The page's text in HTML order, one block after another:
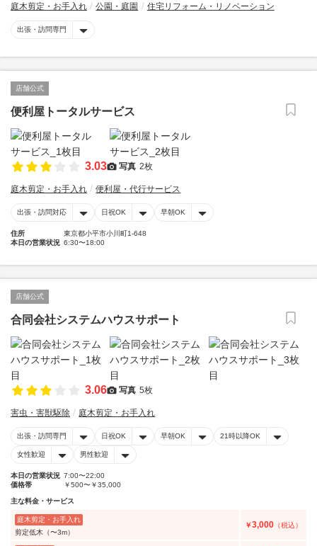
庭木剪定・お手入れ 公園・庭園 住宅リフォーム・リノベーション
出張・訪問専門
店舗公式
便利屋トータルサービス
3.03 写真 2枚
庭木剪定・お手入れ 便利屋・代行サービス
出張・訪問対応 日祝OK 早朝OK
住所
東京都小平市小川町1-648
本日の営業状況 6:30〜18:00
店舗公式
合同会社システムハウスサポート
3.06 写真 5枚
害虫・害獣駆除 庭木剪定・お手入れ
出張・訪問専門 日祝OK 早朝OK 21時以降OK
女性歓迎 男性歓迎
本日の営業状況 7:00〜22:00
価格帯
￥500〜￥35,000
主な料金・サービス
庭木剪定・お手入れ
剪定低木（〜3m）
￥3,000 （税込）